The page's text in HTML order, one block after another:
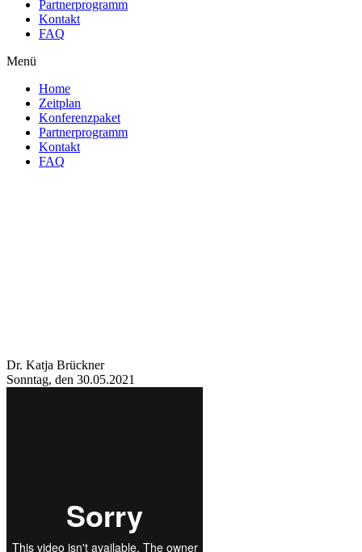
Partnerprogramm
Kontakt
FAQ
Menü
Home
Zeitplan
Konferenzpaket
Partnerprogramm
Kontakt
FAQ
Dr. Katja Brückner
Sonntag, den 30.05.2021